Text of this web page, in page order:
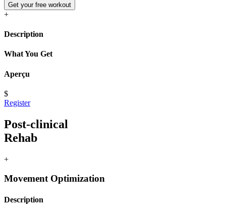
Get your free workout
+
Description
What You Get
Aperçu
$
Register
Post-clinical
Rehab
+
Movement Optimization
Description